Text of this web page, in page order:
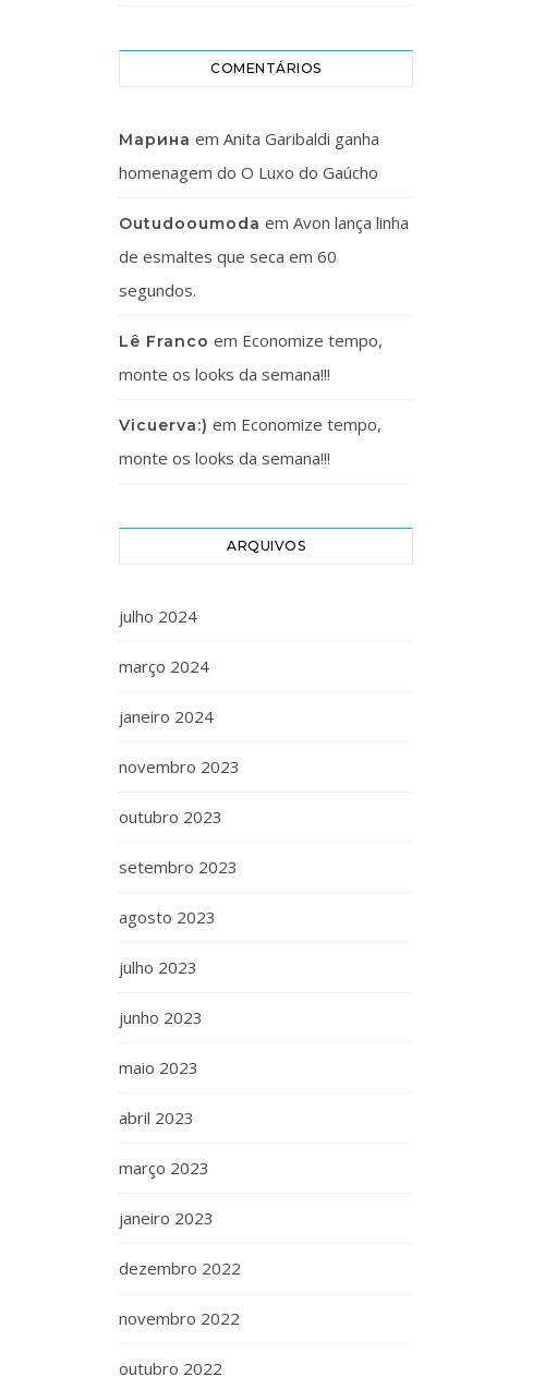
COMENTÁRIOS
Марина em Anita Garibaldi ganha
homenagem do O Luxo do Gaúcho
Outudooumoda em Avon lança linha
de esmaltes que seca em 60
segundos.
Lê Franco em Economize tempo,
monte os looks da semana!!!
Vicuerva:) em Economize tempo,
monte os looks da semana!!!
ARQUIVOS
julho 2024
março 2024
janeiro 2024
novembro 2023
outubro 2023
setembro 2023
agosto 2023
julho 2023
junho 2023
maio 2023
abril 2023
março 2023
janeiro 2023
dezembro 2022
novembro 2022
outubro 2022